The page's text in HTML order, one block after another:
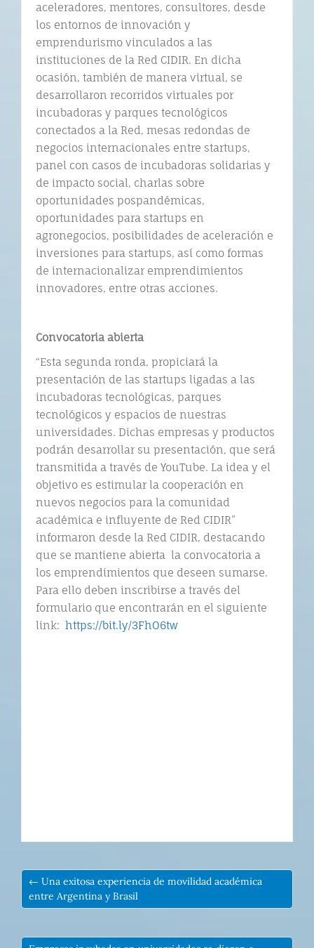
aceleradores, mentores, consultores, desde
los entornos de innovación y
emprendurismo vinculados a las
instituciones de la Red CIDIR. En dicha
ocasión, también de manera virtual, se
desarrollaron recorridos virtuales por
incubadoras y parques tecnológicos
conectados a la Red, mesas redondas de
negocios internacionales entre startups,
panel con casos de incubadoras solidarias y
de impacto social, charlas sobre
oportunidades pospandémicas,
oportunidades para startups en
agronegocios, posibilidades de aceleración e
inversiones para startups, así como formas
de internacionalizar emprendimientos
innovadores, entre otras acciones.
Convocatoria abierta
“Esta segunda ronda, propiciará la
presentación de las startups ligadas a las
incubadoras tecnológicas, parques
tecnológicos y espacios de nuestras
universidades. Dichas empresas y productos
podrán desarrollar su presentación, que será
transmitida a través de YouTube. La idea y el
objetivo es estimular la cooperación en
nuevos negocios para la comunidad
académica e influyente de Red CIDIR”
informaron desde la Red CIDIR, destacando
que se mantiene abierta la convocatoria a
los emprendimientos que deseen sumarse.
Para ello deben inscribirse a través del
formulario que encontrarán en el siguiente
link: https://bit.ly/3FhO6tw
← Una exitosa experiencia de movilidad académica
entre Argentina y Brasil